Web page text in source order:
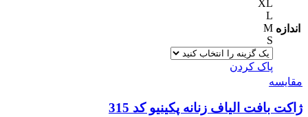
اندازه
XL
L
M
S
پاک کردن
مقایسه
ژاکت بافت الیاف زنانه پکینیو کد 315